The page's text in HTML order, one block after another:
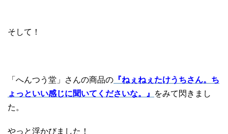
そして！
「へんつう堂」さんの商品の 『ねぇねぇたけうちさん。ち
ょっといい感じに聞いてくださいな。』
をみて閃きまし
た。
やっと浮かびました！